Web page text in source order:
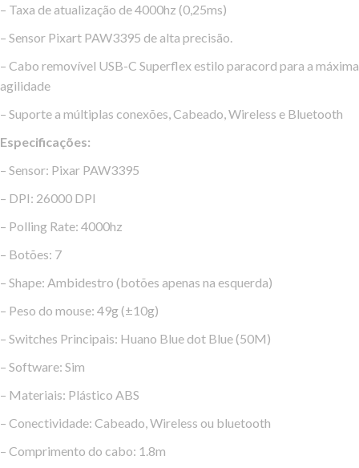
– Taxa de atualização de 4000hz (0,25ms)
– Sensor Pixart PAW3395 de alta precisão.
– Cabo removível USB-C Superflex estilo paracord para a máxima
agilidade
– Suporte a múltiplas conexões, Cabeado, Wireless e Bluetooth
Especificações:
– Sensor: Pixar PAW3395
– DPI: 26000 DPI
– Polling Rate: 4000hz
– Botões: 7
– Shape: Ambidestro (botões apenas na esquerda)
– Peso do mouse: 49g (±10g)
– Switches Principais: Huano Blue dot Blue (50M)
– Software: Sim
– Materiais: Plástico ABS
– Conectividade: Cabeado, Wireless ou bluetooth
– Comprimento do cabo: 1.8m